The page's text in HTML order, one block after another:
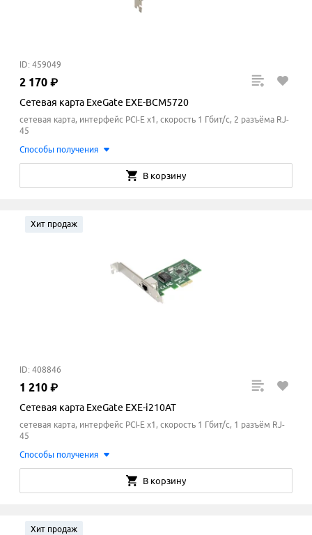
ID: 459049
2 170 ₽
Сетевая карта ExeGate EXE-BCM5720
сетевая карта, интерфейс PCI-E x1, скорость 1 Гбит/с, 2 разъёма RJ-
45
Способы получения
В корзину
Хит продаж
ID: 408846
1 210 ₽
Сетевая карта ExeGate EXE-i210AT
сетевая карта, интерфейс PCI-E x1, скорость 1 Гбит/с, 1 разъём RJ-
45
Способы получения
В корзину
Хит продаж